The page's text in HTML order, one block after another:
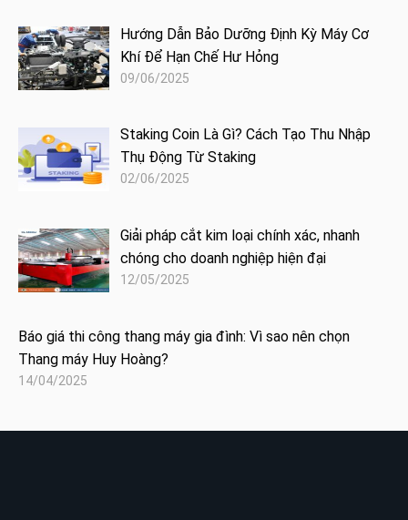
Hướng Dẫn Bảo Dưỡng Định Kỳ Máy Cơ
Khí Để Hạn Chế Hư Hỏng
09/06/2025
Staking Coin Là Gì? Cách Tạo Thu Nhập
Thụ Động Từ Staking
02/06/2025
Giải pháp cắt kim loại chính xác, nhanh
chóng cho doanh nghiệp hiện đại
12/05/2025
Báo giá thi công thang máy gia đình: Vì sao nên chọn
Thang máy Huy Hoàng?
14/04/2025